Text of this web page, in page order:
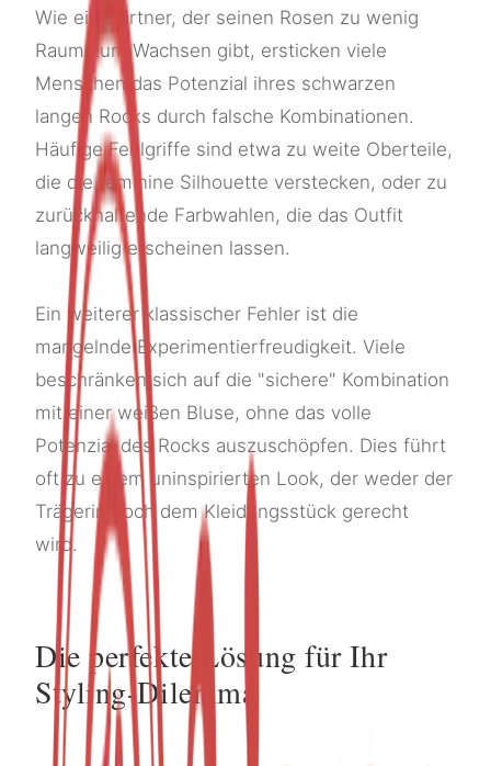
Wie ein Gärtner, der seinen Rosen zu wenig
Raum zum Wachsen gibt, ersticken viele
Menschen das Potenzial ihres schwarzen
langen Rocks durch falsche Kombinationen.
Häufige Fehlgriffe sind etwa zu weite Oberteile,
die die feminine Silhouette verstecken, oder zu
zurückhaltende Farbwahlen, die das Outfit
langweilig erscheinen lassen.
Ein weiterer klassischer Fehler ist die
mangelnde Experimentierfreudigkeit. Viele
beschränken sich auf die "sichere" Kombination
mit einer weißen Bluse, ohne das volle
Potenzial des Rocks auszuschöpfen. Dies führt
oft zu einem uninspirierten Look, der weder der
Trägerin noch dem Kleidungsstück gerecht
wird.
Die perfekte Lösung für Ihr
Styling-Dilemma